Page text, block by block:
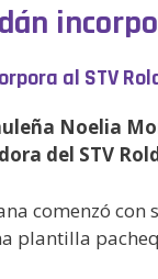
al STV
Noelia
del STV
comenzó
plantilla